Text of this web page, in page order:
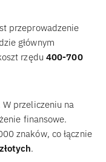
przeprowadzenie
głównym
rzędu 400-700
W przeliczeniu na
finansowe.
znaków, co łącznie
.